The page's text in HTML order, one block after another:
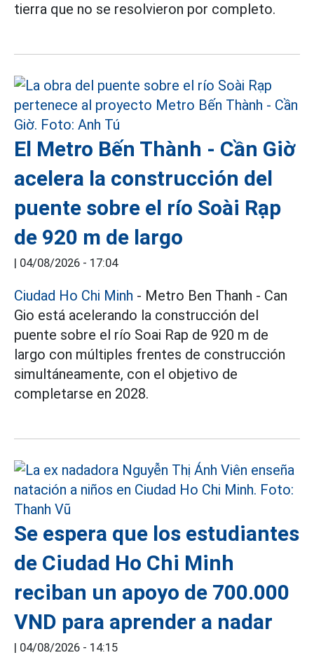
tierra que no se resolvieron por completo.
El Metro Bến Thành - Cần Giờ
acelera la construcción del
puente sobre el río Soài Rạp
de 920 m de largo
04/08/2026 - 17:04
Ciudad Ho Chi Minh - Metro Ben Thanh - Can
Gio está acelerando la construcción del
puente sobre el río Soai Rap de 920 m de
largo con múltiples frentes de construcción
simultáneamente, con el objetivo de
completarse en 2028.
Se espera que los estudiantes
de Ciudad Ho Chi Minh
reciban un apoyo de 700.000
VND para aprender a nadar
04/08/2026 - 14:15